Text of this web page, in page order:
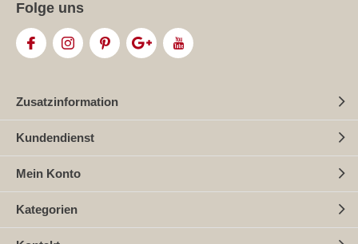
Folge uns
Zusatzinformation
Kundendienst
Mein Konto
Kategorien